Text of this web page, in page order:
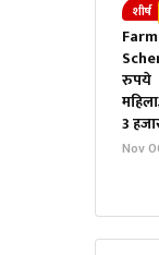
शीर्ष
रुपये
3
Nov